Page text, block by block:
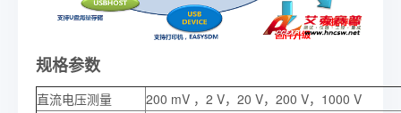
规格参数
直流电压测量
200 mV ，2 V，20 V，200 V，1000 V